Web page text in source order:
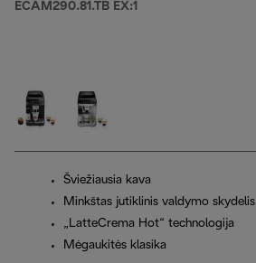
ECAM290.81.TB EX:1
Šviežiausia kava
Minkštas jutiklinis valdymo skydelis
„LatteCrema Hot“ technologija
Mėgaukitės klasika